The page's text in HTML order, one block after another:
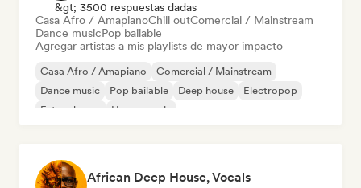
&gt; 3500 respuestas dadas
Casa Afro / AmapianoChill outComercial / Mainstream
Dance musicPop bailable
Agregar artistas a mis playlists de mayor impacto
Casa Afro / Amapiano
Comercial / Mainstream
Dance music
Pop bailable Deep house
Electropop
Future house
House music
African Deep House, Vocals